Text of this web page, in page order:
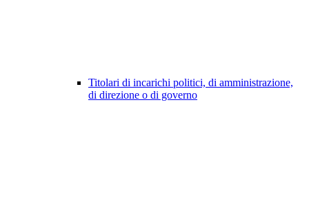
Titolari di incarichi politici, di amministrazione,
di direzione o di governo